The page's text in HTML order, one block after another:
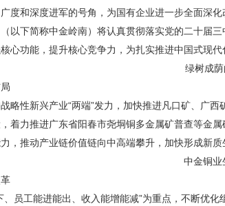
度和深度进军的号角，为国有企业进一步全面深
以下简称中金岭南）将认真贯彻落实党的二十届
心功能，提升核心竞争力，为扎实推进中国式现代
绿树成
略性新兴产业“两端”发力，加快推进凡口矿、广
着力推进广东省阳春市尧垌铜多金属矿普查等金
，推动产业链价值链向中高端攀升，加快形成新质
中金铜业
、员工能进能出、收入能增能减”为重点，不断优